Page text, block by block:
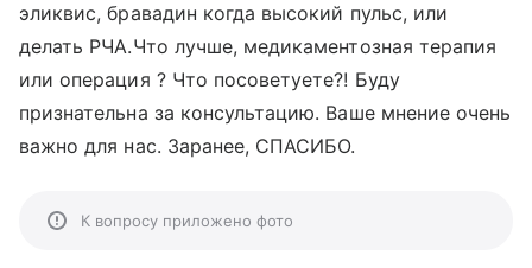
эликвис, бравадин когда высокий пульс, или
делать РЧА.Что лучше, медикаментозная терапия
или операция ? Что посоветуете?! Буду
признательна за консультацию. Ваше мнение очень
важно для нас. Заранее, СПАСИБО.
К вопросу приложено фото